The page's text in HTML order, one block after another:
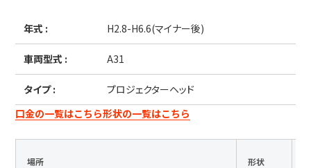
テクノロジー
サステナビリティ
株主・投資家情報
ニュース
年式 : H2.8-H6.6(マイナー後)
車両型式 : A31
タイプ :
プロジェクターヘッド
口金の一覧はこちら形状の一覧はこちら
場所 形状